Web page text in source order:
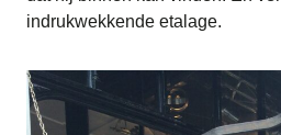
indrukwekkende etalage.